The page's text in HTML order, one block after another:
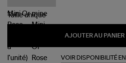
à
l'unité)
Tailleunique
AJOUTER AU PANIER
VOIR DISPONIBILITÉ